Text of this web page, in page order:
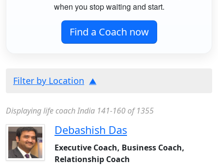
when you stop waiting and start.
Find a Coach now
Filter by Location
Displaying life coach India 141-160 of 1355
Debashish Das
Executive Coach, Business Coach,
Relationship Coach